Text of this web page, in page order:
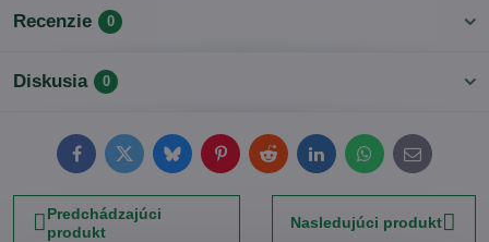
Recenzie 0
Diskusia 0
FacebookTwitterBlueskyPinterestRedditLinkedInWhatsApp
E-
mail
Predchádzajúci
produkt
Nasledujúci produkt